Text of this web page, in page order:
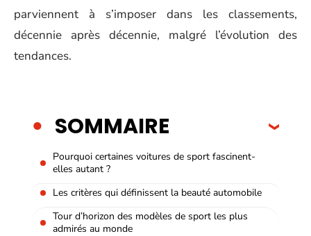
parviennent à s’imposer dans les classements,
décennie après décennie, malgré l’évolution des
tendances.
SOMMAIRE
Pourquoi certaines voitures de sport fascinent-
elles autant ?
Les critères qui définissent la beauté automobile
Tour d’horizon des modèles de sport les plus
admirés au monde